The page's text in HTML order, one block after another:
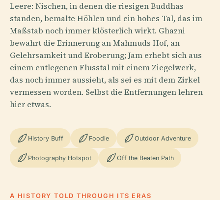
Leere: Nischen, in denen die riesigen Buddhas
standen, bemalte Höhlen und ein hohes Tal, das im
Maßstab noch immer klösterlich wirkt. Ghazni
bewahrt die Erinnerung an Mahmuds Hof, an
Gelehrsamkeit und Eroberung; Jam erhebt sich aus
einem entlegenen Flusstal mit einem Ziegelwerk,
das noch immer aussieht, als sei es mit dem Zirkel
vermessen worden. Selbst die Entfernungen lehren
hier etwas.
History Buff Foodie Outdoor Adventure
Photography Hotspot Off the Beaten Path
A HISTORY TOLD THROUGH ITS ERAS